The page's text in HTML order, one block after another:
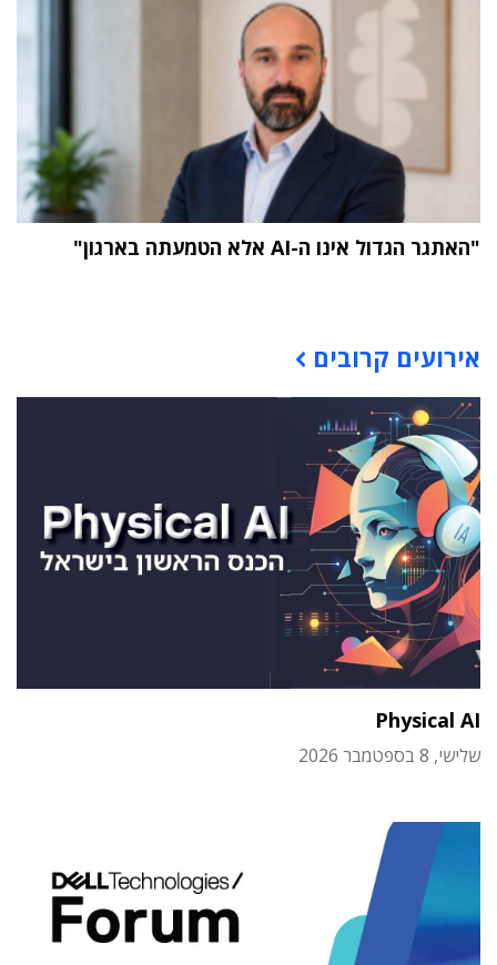
"האתגר הגדול אינו ה-AI אלא הטמעתה בארגון"
אירועים קרובים
Physical AI
שלישי, 8 בספטמבר 2026